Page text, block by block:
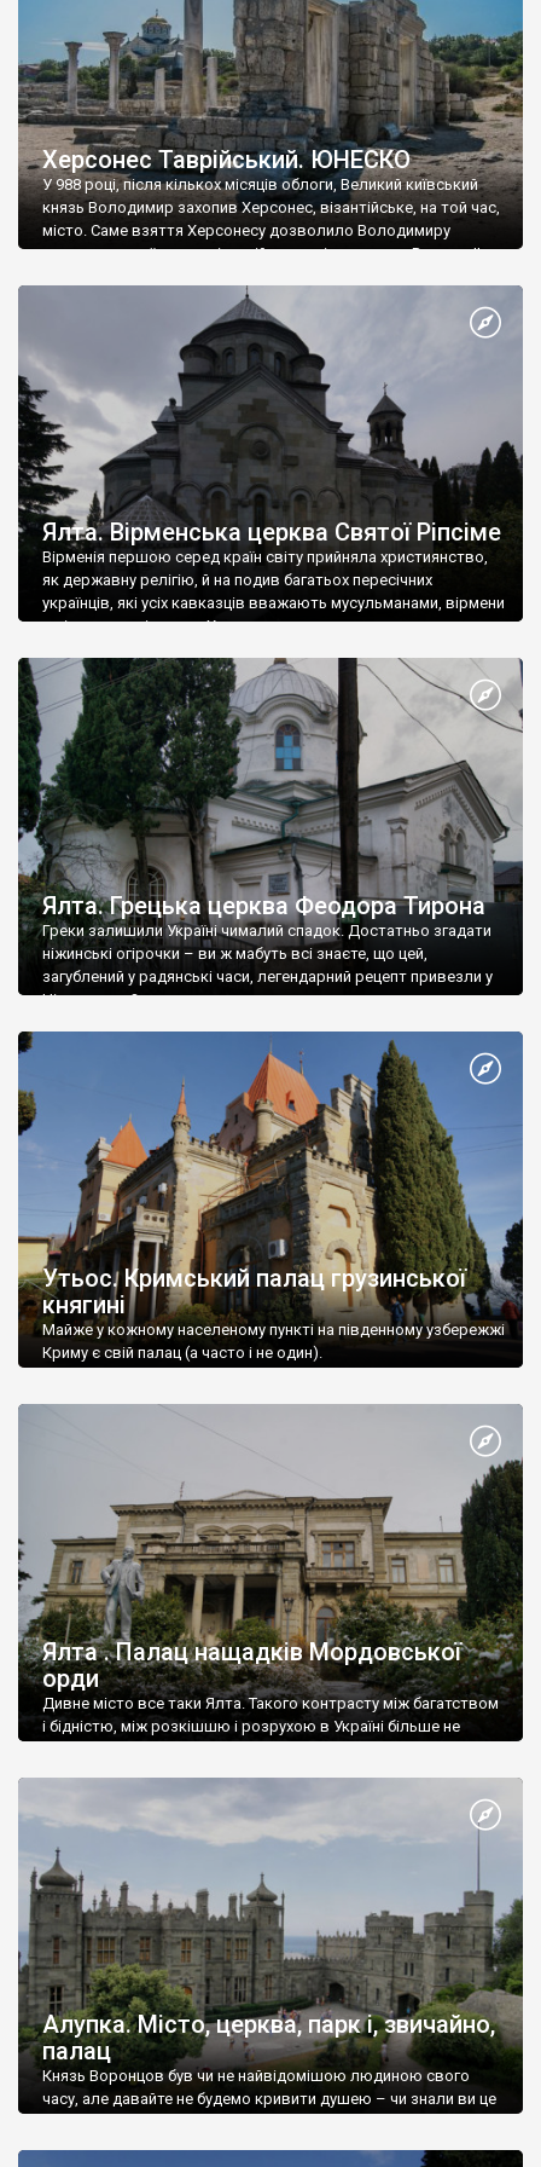
Херсонес Таврійський. ЮНЕСКО
У 988 році, після кількох місяців облоги, Великий київський
князь Володимир захопив Херсонес, візантійське, на той час,
місто. Саме взяття Херсонесу дозволило Володимиру
диктувати свої умови візантійському імператору Василю ІІ, та
Херсонесі Володимир-язичник, став Василем-християнином.
А потім було Хрещення Русі. На честь Херсонесу Таврійського
Ялта. Вірменська церква Святої Ріпсіме
Вірменія першою серед країн світу прийняла християнство,
як державну релігію, й на подив багатьох пересічних
українців, які усіх кавказців вважають мусульманами, вірмени
є відданими вірянами Христа
Ялта. Грецька церква Феодора Тирона
Греки залишили Україні чималий спадок. Достатньо згадати
ніжинські огірочки – ви ж мабуть всі знаєте, що цей,
загублений у радянські часи, легендарний рецепт привезли у
Ніжин греки?
Утьос. Кримський палац грузинської
княгині
Майже у кожному населеному пункті на південному узбережжі
Криму є свій палац (а часто і не один).
Ялта . Палац нащадків Мордовської
орди
Дивне місто все таки Ялта. Такого контрасту між багатством
і бідністю, між розкішшю і розрухою в Україні більше не
Алупка. Місто, церква, парк і, звичайно,
палац
Князь Воронцов був чи не найвідомішою людиною свого
часу, але давайте не будемо кривити душею – чи знали ви це